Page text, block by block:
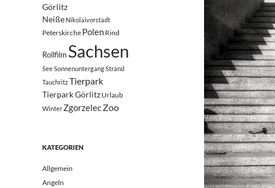
Görlitz
Neiße Nikolaivorstadt
Peterskirche Polen Rind
Rollfilm Sachsen
SeeSonnenuntergangStrand
TauchritzTierpark
Tierpark Görlitz Urlaub
Winter ZgorzelecZoo
KATEGORIEN
Allgemein
Angeln